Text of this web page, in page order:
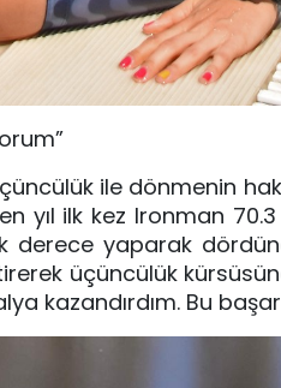
ile dönmenin
yıl ilk kez Ironman
yaparak
üçüncülük
kazandırdım. Bu